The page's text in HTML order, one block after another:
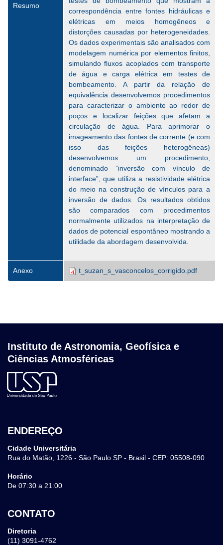
Resumo
correspondência entre fontes hidráulicas e
elétricas em meios homogêneos e
distorções causadas por heterogeneidades.
Os dados experimentais são analisados com
modelagem numérica por elementos finitos,
simulando fluxos acoplados com transporte
de água e carga elétrica em testes de
bombeamento. A partir da relação de
equivalência desenvolvemos procedimentos
para caracterizar o ambiente ao redor de
poços e localizar feições que afetam a
circulação de água. Para aprimorar o
imageamento das fontes de corrente (e com
isso das feições heterogêneas)
desenvolvemos um procedimento,
denominado ”inversão com vínculo de
interface”, que utiliza a resistividade elétrica
do meio na construção de vínculos para a
inversão de dados. Os resultados obtidos
são comparados com procedimentos
normalmente utilizados na interpretação de
dados de potencial espontâneo mostrando a
utilidade da abordagem desenvolvida.
Anexo t_suzan_s_vasconcelos_corrigido.pdf
Instituto de Astronomia, Geofísica e
Ciências Atmosféricas
ENDEREÇO
Cidade Universitária
Rua do Matão, 1226 - São Paulo SP - Brasil - CEP: 05508-090
Horário
De 07:30 a 21:00
CONTATO
Diretoria
(11) 3091-4762